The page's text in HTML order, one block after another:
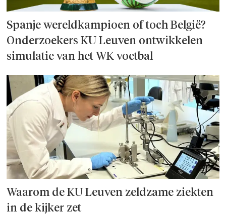
Spanje wereld­kampioen of toch België?
Onderzoek­ers KU Leuven ontwikkelen
simulatie van het WK voetbal
Waarom de KU Leuven zeldzame ziekten
in de kijker zet